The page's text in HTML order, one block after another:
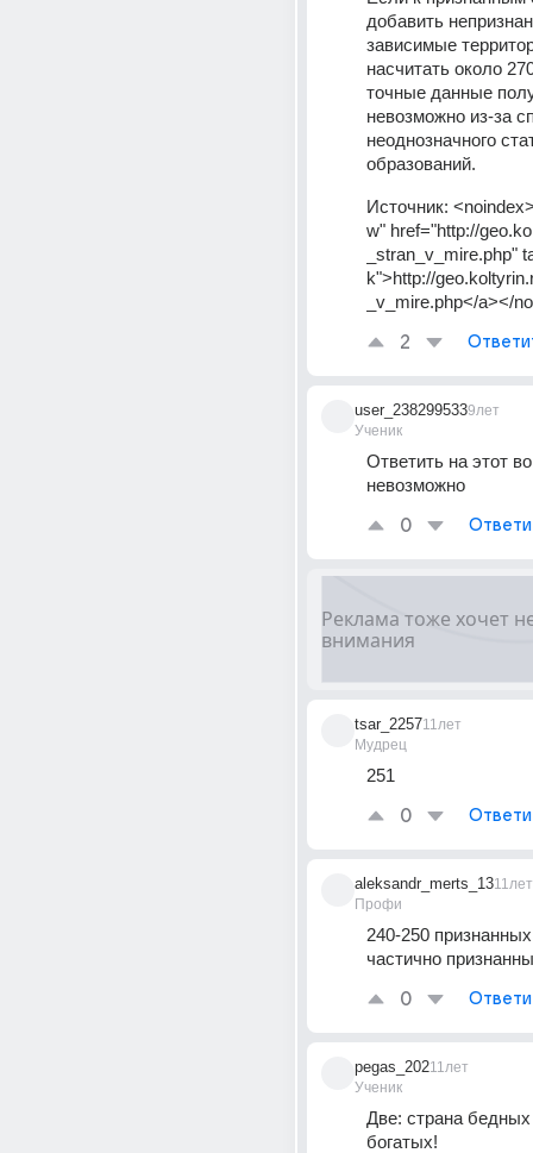
добавить
зависимые
насчитать около
точные данные
невозможно из-за
неоднозначного
образований.
Источник:
w" href="http://
_stran_v_mire.php"
k">http://
_v_mire.php</a></
2
user_238299533
Ученик
9лет
Ответить на этот
невозможно
0
tsar_2257
Мудрец
11лет
251
0
aleksandr_merts_13
Профи
11лет
240-250
частично
0
pegas_202
Ученик
11лет
Две: страна бедных
богатых!